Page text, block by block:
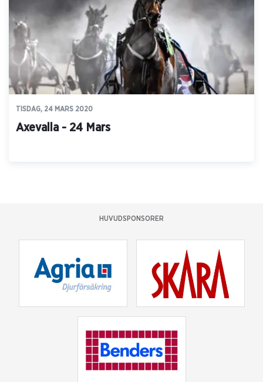
TISDAG, 24 MARS 2020
Axevalla - 24 Mars
HUVUDSPONSORER